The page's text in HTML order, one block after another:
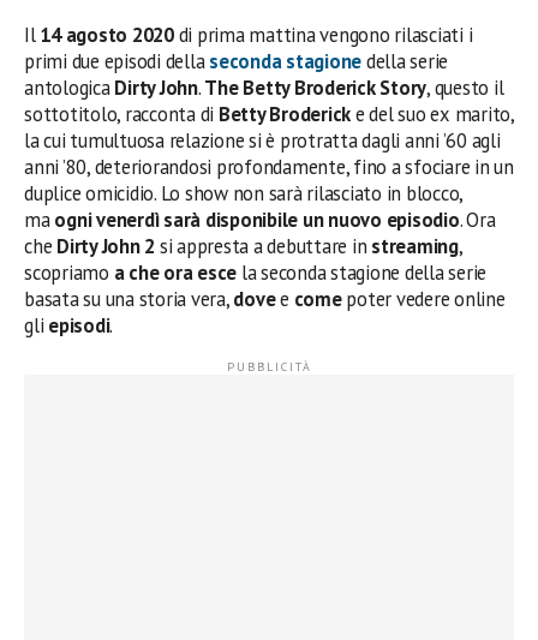
Il14 agosto 2020di prima mattina vengono rilasciati i
primi due episodi dellaseconda stagionedella serie
antologicaDirty John.The Betty Broderick Story, questo il
sottotitolo, racconta di Betty Brodericke del suo ex marito,
la cui tumultuosa relazione si è protratta dagli anni ’60 agli
anni ’80, deteriorandosi profondamente, fino a sfociare in un
duplice omicidio. Lo show non sarà rilasciato in blocco,
maogni venerdì sarà disponibile un nuovo episodio. Ora
che Dirty John 2 si appresta a debuttare in streaming,
scopriamo a che ora esce la seconda stagione della serie
basata su una storia vera,dovee comepoter vedere online
gli episodi.